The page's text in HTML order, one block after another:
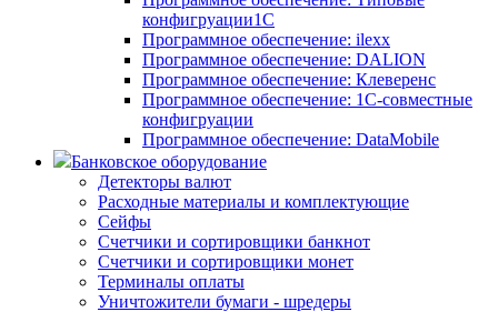
конфигруации1С
Программное обеспечение: ilexx
Программное обеспечение: DALION
Программное обеспечение: Клеверенс
Программное обеспечение: 1С-совместные
конфигруации
Программное обеспечение: DataMobile
Банковское оборудование
Детекторы валют
Расходные материалы и комплектующие
Сейфы
Счетчики и сортировщики банкнот
Счетчики и сортировщики монет
Терминалы оплаты
Уничтожители бумаги - шредеры